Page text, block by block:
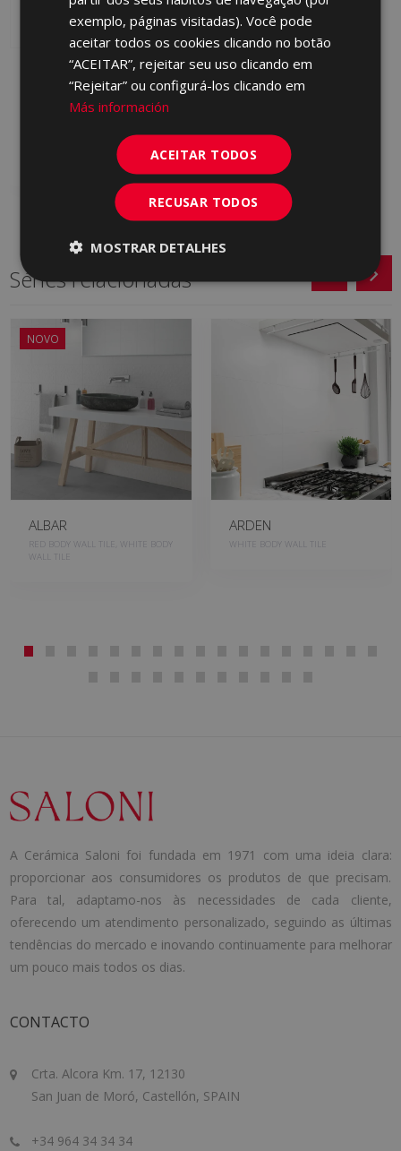
ARDESIA AVORIO 25 X
KSB670 | 25x75
Adicionar aos
favoritos
Séries relacionadas
NOVO
ALBAR
RED BODY WALL TILE, WHITE BODY
WALL TILE
ARDEN
WHITE BODY WALL TILE
A Cerámica Saloni foi fundada em 1971 com uma ideia clara:
proporcionar aos consumidores os produtos de que precisam.
Para tal, adaptamo-nos às necessidades de cada cliente,
oferecendo um atendimento personalizado, seguindo as últimas
tendências do mercado e inovando continuamente para melhorar
um pouco mais todos os dias.
CONTACTO
Crta. Alcora Km. 17, 12130
San Juan de Moró, Castellón, SPAIN
+34 964 34 34 34
PORTUGUESE
exemplo, páginas visitadas). Você pode
aceitar todos os cookies clicando no botão
“ACEITAR”, rejeitar seu uso clicando em
“Rejeitar” ou configurá-los clicando em
Más información
ACEITAR TODOS
RECUSAR TODOS
MOSTRAR DETALHES